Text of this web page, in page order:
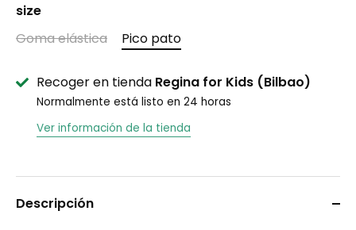
size
Goma elástica
Pico pato
Recoger en tienda Regina for Kids (Bilbao)
Normalmente está listo en 24 horas
Ver información de la tienda
Descripción